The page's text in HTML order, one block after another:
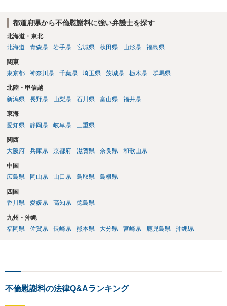
都道府県から不倫慰謝料に強い弁護士を探す
北海道・東北
北海道
青森県 岩手県 宮城県 秋田県 山形県 福島県
関東
東京都
神奈川県 千葉県 埼玉県 茨城県 栃木県 群馬県
北陸・甲信越
新潟県
長野県 山梨県 石川県 富山県 福井県
東海
愛知県
静岡県 岐阜県 三重県
関西
大阪府
兵庫県 京都府 滋賀県 奈良県 和歌山県
中国
広島県
岡山県 山口県 鳥取県 島根県
四国
香川県
愛媛県 高知県 徳島県
九州・沖縄
福岡県
佐賀県 長崎県 熊本県 大分県 宮崎県 鹿児島県 沖縄県
不倫慰謝料の法律Q&Aランキング